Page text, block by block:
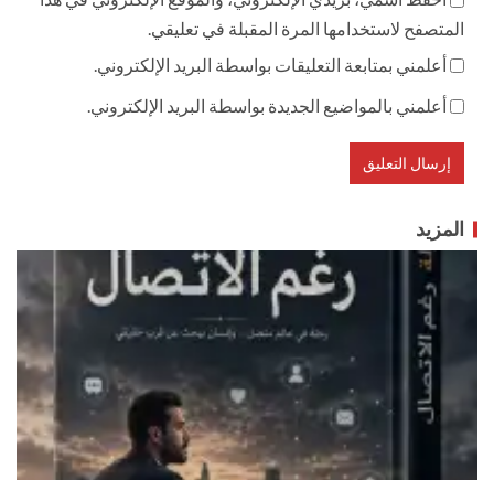
المتصفح لاستخدامها المرة المقبلة في تعليقي.
أعلمني بمتابعة التعليقات بواسطة البريد الإلكتروني.
أعلمني بالمواضيع الجديدة بواسطة البريد الإلكتروني.
المزيد